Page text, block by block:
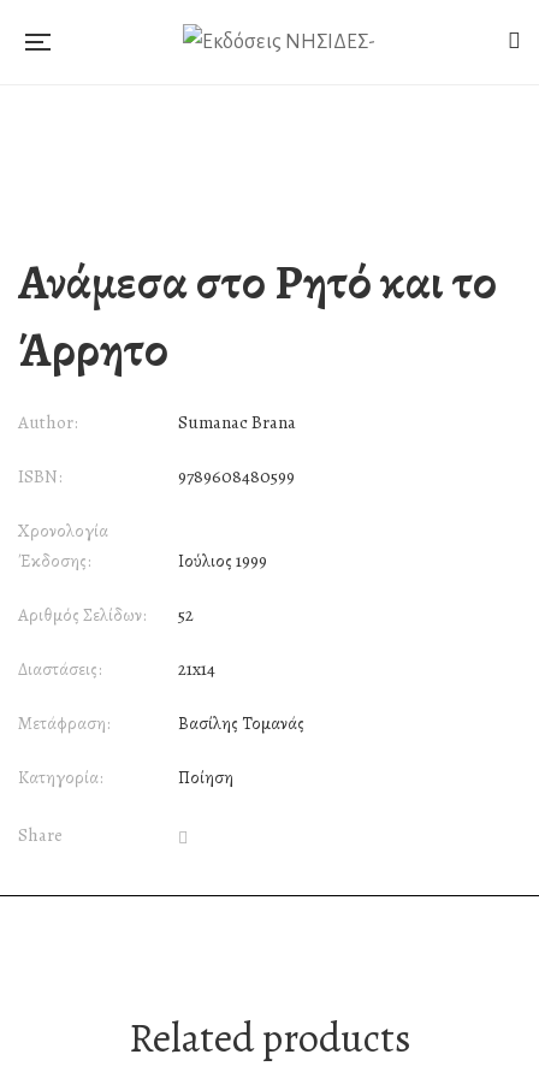
Ανάμεσα στο Ρητό και το
Άρρητο
Author: Sumanac Brana
ISBN: 9789608480599
Χρονολογία
Έκδοσης:
Ιούλιος 1999
Αριθμός Σελίδων: 52
Διαστάσεις: 21x14
Μετάφραση: Βασίλης Τομανάς
Κατηγορία: Ποίηση
Share
Related products